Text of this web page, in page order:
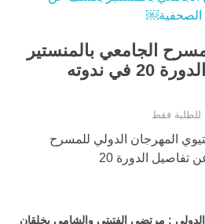
الجامعي بالمنستير
يكشف عن تفاصيل الدورة 20 في ندوته
للطلبة فقط
المهرجان الدولي للمسرح
الدورة 20
: مرتضى الفتيتي والشامي يخلقان